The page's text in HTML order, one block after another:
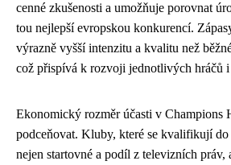
cenné zkušenosti a umožňuje porovnat
tou nejlepší evropskou konkurencí.
výrazně vyšší intenzitu a kvalitu než
což přispívá k rozvoji jednotlivých hráčů
Ekonomický rozměr účasti v Champions
podceňovat. Kluby, které se kvalifikují do
nejen startovné a podíl z televizních práv,